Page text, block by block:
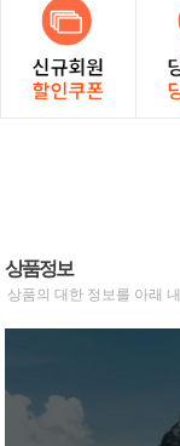
상품정보
상품의 대한 정보를 아래